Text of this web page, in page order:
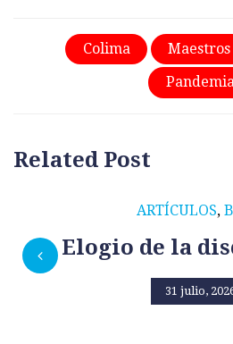
Colima Maestros
Related Post
ARTÍCULOS,
Elogio de la
31 julio,